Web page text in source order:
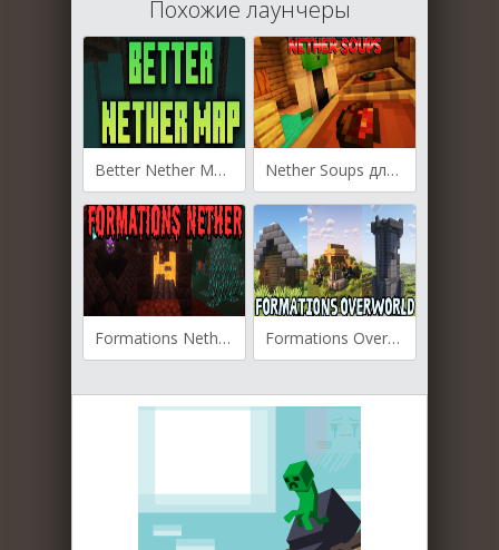
Похожие лаунчеры
Better Nether Map для Майнкрафт [1.21.1, 1.21, 1.20.4] Nether Soups для Майнкрафт [1.18.2, 1.17.1, 1.16.5]
Formations Nether для Майнкрафт [1.20.2, 1.20.1] Formations Overworld для Майнкрафт [1.20.2, 1.20.1]